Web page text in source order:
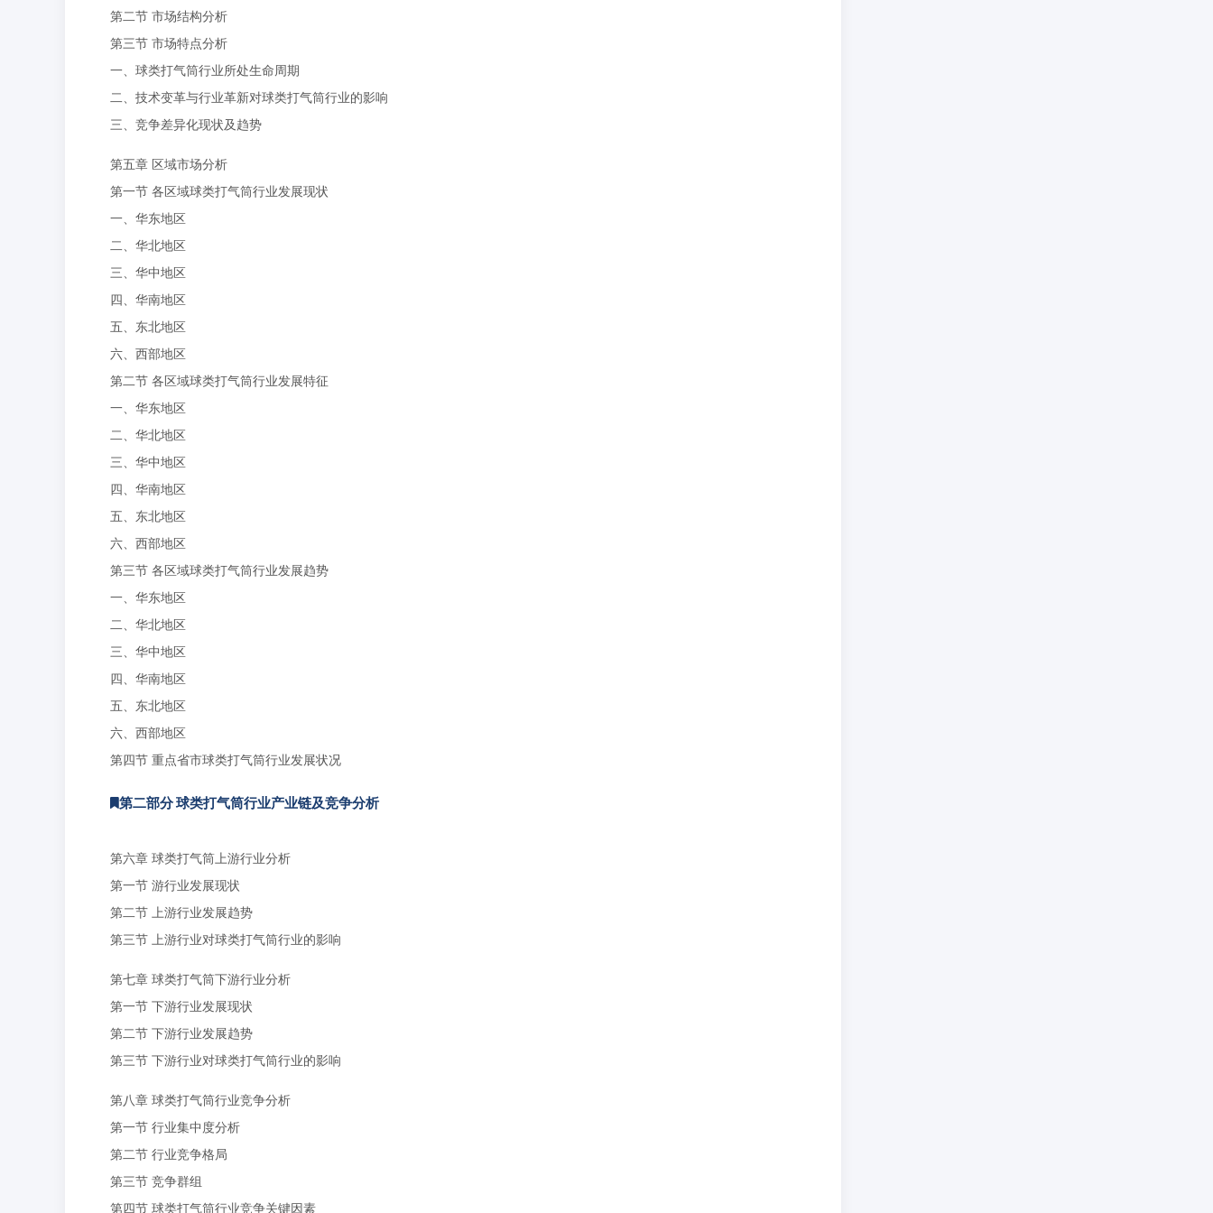
第二节 市场结构分析
第三节 市场特点分析
一、球类打气筒行业所处生命周期
二、技术变革与行业革新对球类打气筒行业的影响
三、竞争差异化现状及趋势
第五章 区域市场分析
第一节 各区域球类打气筒行业发展现状
一、华东地区
二、华北地区
三、华中地区
四、华南地区
五、东北地区
六、西部地区
第二节 各区域球类打气筒行业发展特征
一、华东地区
二、华北地区
三、华中地区
四、华南地区
五、东北地区
六、西部地区
第三节 各区域球类打气筒行业发展趋势
一、华东地区
二、华北地区
三、华中地区
四、华南地区
五、东北地区
六、西部地区
第四节 重点省市球类打气筒行业发展状况
第二部分 球类打气筒行业产业链及竞争分析
第六章 球类打气筒上游行业分析
第一节 游行业发展现状
第二节 上游行业发展趋势
第三节 上游行业对球类打气筒行业的影响
第七章 球类打气筒下游行业分析
第一节 下游行业发展现状
第二节 下游行业发展趋势
第三节 下游行业对球类打气筒行业的影响
第八章 球类打气筒行业竞争分析
第一节 行业集中度分析
第二节 行业竞争格局
第三节 竞争群组
第四节 球类打气筒行业竞争关键因素